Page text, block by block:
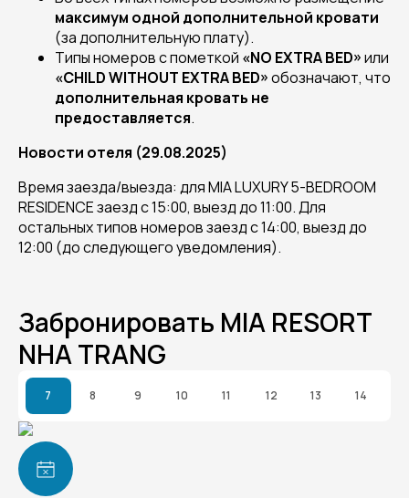
максимум одной дополнительной кровати
(за дополнительную плату).
Типы номеров с пометкой «NO EXTRA BED»или
«CHILD WITHOUT EXTRA BED»обозначают, что
дополнительная кровать не
предоставляется.
Новости отеля (29.08.2025)
Время заезда/выезда: для MIA LUXURY 5-BEDROOM
RESIDENCE заезд с 15:00, выезд до 11:00. Для
остальных типов номеров заезд с 14:00, выезд до
12:00 (до следующего уведомления).
Забронировать MIA RESORT
NHA TRANG
7 8 9 10 11 12 13 14